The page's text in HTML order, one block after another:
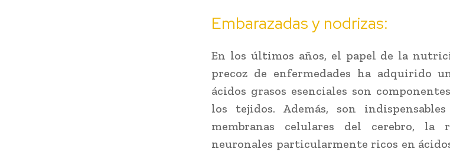
Embarazadas y nodrizas:
En los últimos años, el papel de la
precoz de enfermedades ha adquirido
ácidos grasos esenciales son
los tejidos. Además, son
membranas celulares del cerebro,
neuronales particularmente ricos en